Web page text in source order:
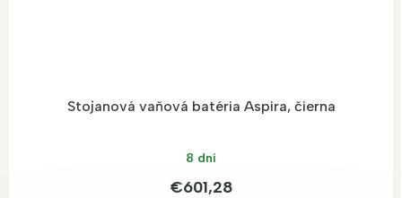
Stojanová vaňová batéria Aspira, čierna
8 dní
€601,28